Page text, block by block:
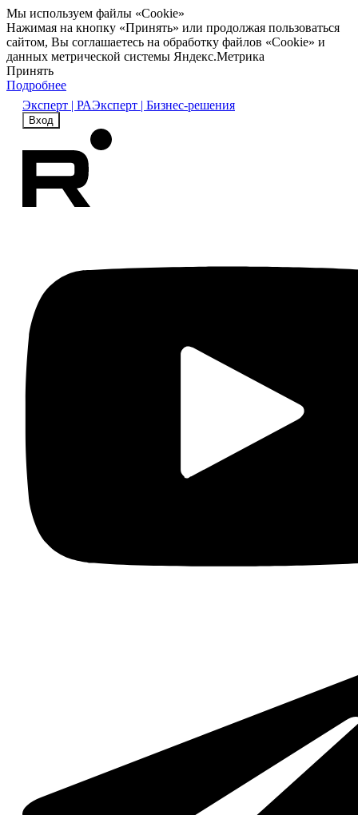
Мы используем файлы «Cookie»
Нажимая на кнопку «Принять» или продолжая пользоваться
сайтом, Вы соглашаетесь на обработку файлов «Cookie» и
данных метрической системы Яндекс.Метрика
Принять
Подробнее
Эксперт | РАЭксперт | Бизнес-решения
Вход